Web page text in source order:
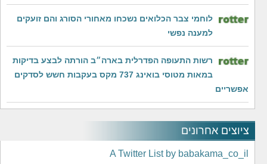
לוחמי צבר הכלואים נשכחו מאחורי הסורג והם זועקים
למענה נפשי
רשות התעופה הפדרלית בארה״ב הורתה לבצע בדיקות
במאות מטוסי בואינג 737 מקס בעקבות חשש לסדקים
אפשריים
ציוצים אחרונים
A Twitter List by babakama_co_il